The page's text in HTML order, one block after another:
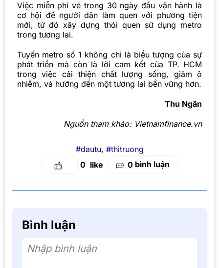
Việc miễn phí vé trong 30 ngày đầu vận hành là
cơ hội để người dân làm quen với phương tiện
mới, từ đó xây dựng thói quen sử dụng metro
trong tương lai.
Tuyến metro số 1 không chỉ là biểu tượng của sự
phát triển mà còn là lời cam kết của TP. HCM
trong việc cải thiện chất lượng sống, giảm ô
nhiễm, và hướng đến một tương lai bền vững hơn.
Thu Ngân
Nguồn tham khảo: Vietnamfinance.vn
#dautu, #thitruong
0
0 bình luận
Bình luận
Nhập bình luận